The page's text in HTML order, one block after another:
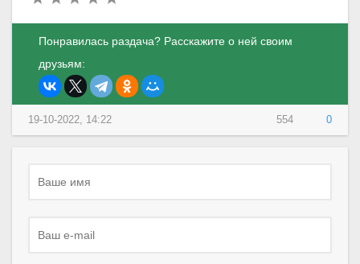
Понравилась раздача? Расскажите о ней своим
друзьям:
554 0
19-10-2022, 14:22